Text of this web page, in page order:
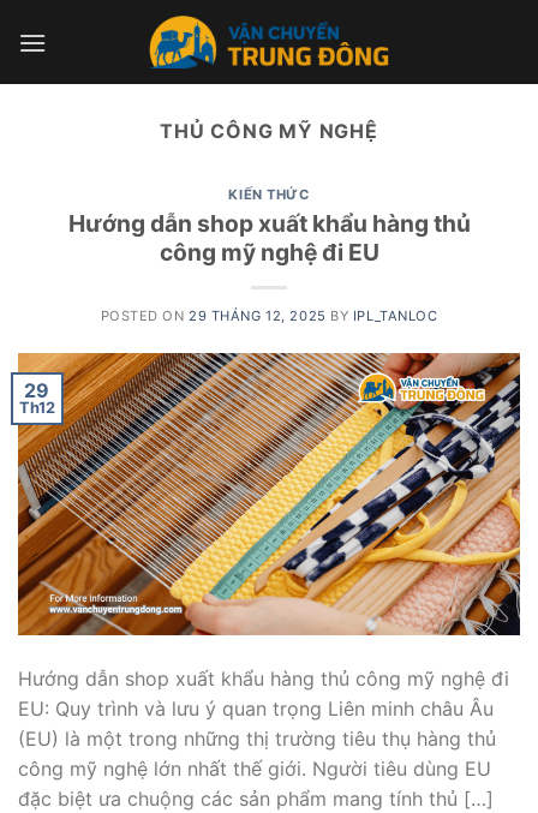
THỦ CÔNG MỸ NGHỆ
KIẾN THỨC
Hướng dẫn shop xuất khẩu hàng thủ
công mỹ nghệ đi EU
POSTED ON 29 THÁNG 12, 2025 BY IPL_TANLOC
29
Th12
Hướng dẫn shop xuất khẩu hàng thủ công mỹ nghệ đi
EU: Quy trình và lưu ý quan trọng Liên minh châu Âu
(EU) là một trong những thị trường tiêu thụ hàng thủ
công mỹ nghệ lớn nhất thế giới. Người tiêu dùng EU
đặc biệt ưa chuộng các sản phẩm mang tính thủ […]